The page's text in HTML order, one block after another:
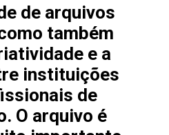
de arquivos
também
e a
instituições
de
O arquivo é